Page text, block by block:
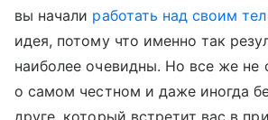
вы начали работать над своим
идея, потому что именно так
наиболее очевидны. Но все же не
о самом честном и даже иногда
друге, который встретит вас в